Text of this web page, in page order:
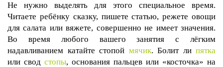
Не нужно выделять для этого специальное время.
Читаете ребёнку сказку, пишете статью, режете овощи
для салата или вяжете, совершенно не имеет значения.
Во время любого вашего занятия с лёгким
надавливанием катайте стопой мячик. Болит ли пятка
или свод стопы, основания пальцев или «косточка» на